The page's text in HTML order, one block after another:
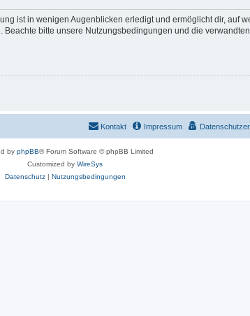
ist in wenigen Augenblicken erledigt und ermöglicht dir, auf
bitte unsere Nutzungsbedingungen und die
Impressum
Kontakt
by phpBB® Forum Software © phpBB Limited
Customized by WireSys
Datenschutz| Nutzungsbedingungen